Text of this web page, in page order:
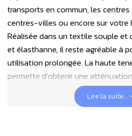
transports en commun, les
centres-villes ou encore sur votre
Réalisée dans un textile souple
et élasthanne, il reste agréable à
utilisation prolongée. La haute
permette d’obtenir une
hautes fréquences tout autour de
Lire la suite...